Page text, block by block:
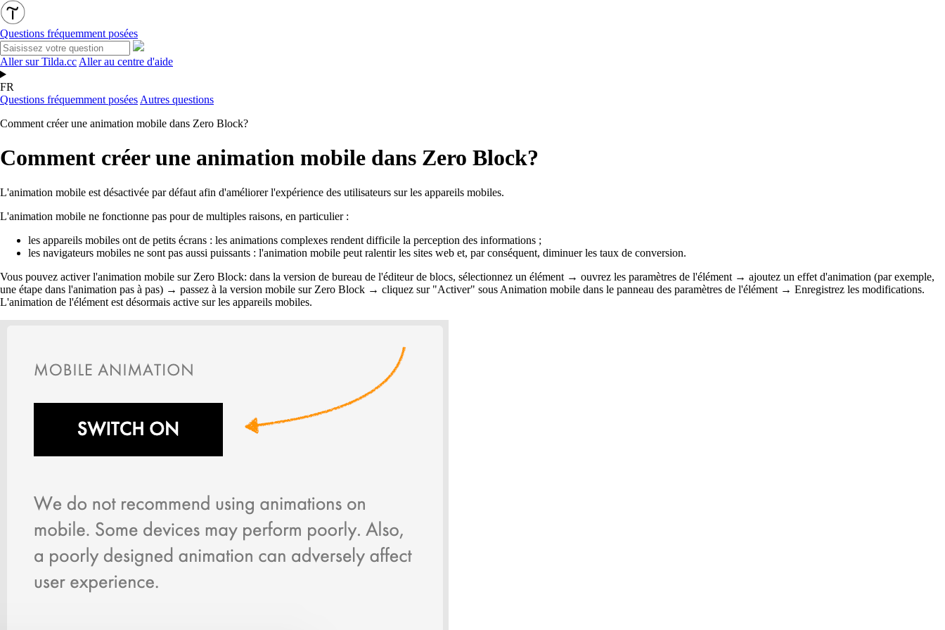
Questions fréquemment posées
Aller sur Tilda.cc Aller au centre d'aide
FR
Questions fréquemment posées Autres questions
Comment créer une animation mobile dans Zero Block?
Comment créer une animation mobile dans Zero Block?
L'animation mobile est désactivée par défaut afin d'améliorer l'expérience des utilisateurs sur les appareils mobiles.
L'animation mobile ne fonctionne pas pour de multiples raisons, en particulier :
les appareils mobiles ont de petits écrans : les animations complexes rendent difficile la perception des informations ;
les navigateurs mobiles ne sont pas aussi puissants : l'animation mobile peut ralentir les sites web et, par conséquent, diminuer les taux de conversion.
Vous pouvez activer l'animation mobile sur Zero Block: dans la version de bureau de l'éditeur de blocs, sélectionnez un élément → ouvrez les paramètres de l'élément → ajoutez un effet d'animation (par exemple,
une étape dans l'animation pas à pas) → passez à la version mobile sur Zero Block → cliquez sur "Activer" sous Animation mobile dans le panneau des paramètres de l'élément → Enregistrez les modifications.
L'animation de l'élément est désormais active sur les appareils mobiles.